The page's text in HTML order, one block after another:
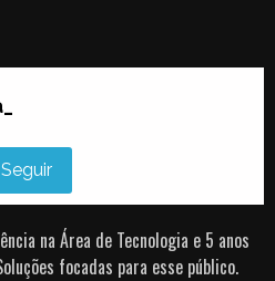
Seguir
na Área de Tecnologia e 5 anos
focadas para esse público.